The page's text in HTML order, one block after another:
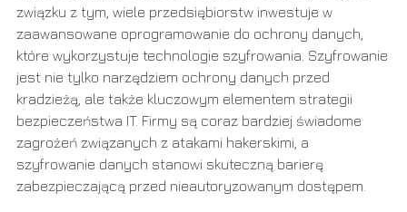
związku z tym, wiele przedsiębiorstw inwestuje w
zaawansowane oprogramowanie do ochrony danych,
które wykorzystuje technologie szyfrowania. Szyfrowanie
jest nie tylko narzędziem ochrony danych przed
kradzieżą, ale także kluczowym elementem strategii
bezpieczeństwa IT. Firmy są coraz bardziej świadome
zagrożeń związanych z atakami hakerskimi, a
szyfrowanie danych stanowi skuteczną barierę
zabezpieczającą przed nieautoryzowanym dostępem.